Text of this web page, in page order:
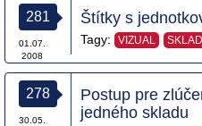
281
01.07.
2008
Štítky s
Tagy: VIZUAL SKLAD
278
30.05.
Postup pre
jedného skladu